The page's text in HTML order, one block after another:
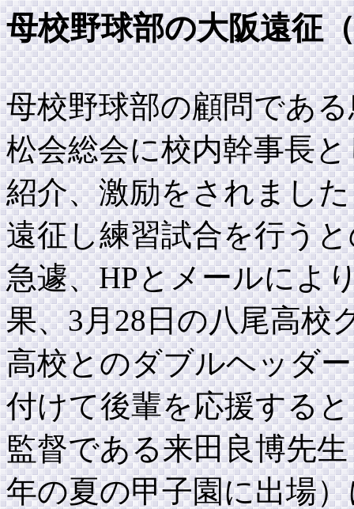
母校野球部の大阪遠征
母校野球部の顧問であ
松会総会に校内幹事長
紹介、激励をされまし
遠征し練習試合を行う
急遽、HPとメールによ
果、3月28日の八尾高校
高校とのダブルヘッダ
付けて後輩を応援する
監督である来田良博先
年の夏の甲子園に出場